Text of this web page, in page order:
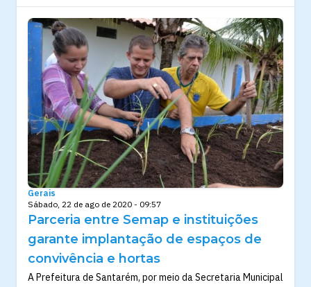
Gerais
Sábado, 22 de ago de 2020 - 09:57
Parceria entre Semap e instituições
garante implantação de espaços de
convivência e hortas
A Prefeitura de Santarém, por meio da Secretaria Municipal